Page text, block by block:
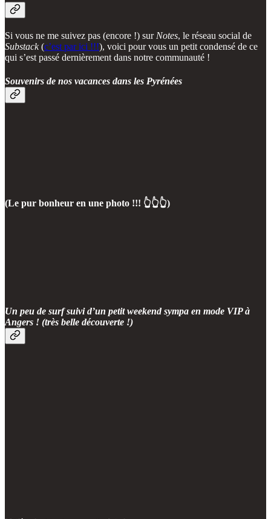
Si vous ne me suivez pas (encore !) sur Notes, le réseau social de
Substack(c’est par ici !!!), voici pour vous un petit condensé de ce
qui s’est passé dernièrement dans notre communauté !
Souvenirs de nos vacances dans les Pyrénées
(Le pur bonheur en une photo !!! 👆👆👆)
Un peu de surf suivi d’un petit weekend sympa en mode VIP à
Angers ! (très belle découverte !)